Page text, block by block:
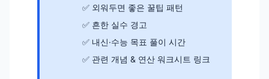
외워두면 좋은 꿀팁 패턴
흔한 실수 경고
내신·수능 목표 풀이 시간
관련 개념 & 연산 워크시트 링크